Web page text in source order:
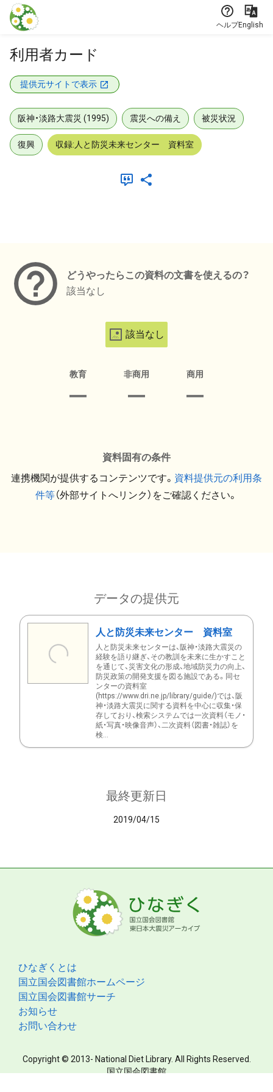
本文に飛ぶ
ヘルプEnglish
利用者カード
提供元サイトで表示
阪神・淡路大震災 (1995) 震災への備え 被災状況
復興 収録:人と防災未来センター 資料室
どうやったらこの資料の文書を使えるの？
該当なし
該当なし
教育 非商用 商用
資料固有の条件
連携機関が提供するコンテンツです。 資料提供元の利用条
件等（外部サイトへリンク）をご確認ください。
データの提供元
人と防災未来センター 資料室
人と防災未来センターは、阪神・淡路大震災の
経験を語り継ぎ、その教訓を未来に生かすこと
を通じて、災害文化の形成、地域防災力の向上、
防災政策の開発支援を図る施設である。同セ
ンターの資料室
(https://www.dri.ne.jp/library/guide/)では、阪
神・淡路大震災に関する資料を中心に収集・保
存しており、検索システムでは一次資料（モノ・
紙・写真・映像音声）、二次資料（図書・雑誌）を
検...
最終更新日
2019/04/15
ひなぎくとは
国立国会図書館ホームページ
国立国会図書館サーチ
お知らせ
お問い合わせ
Copyright © 2013- National Diet Library. All Rights Reserved.